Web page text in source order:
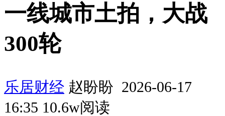
一线城市土拍，大战
300轮
乐居财经 赵盼盼 2026-06-17
16:35 10.6w阅读